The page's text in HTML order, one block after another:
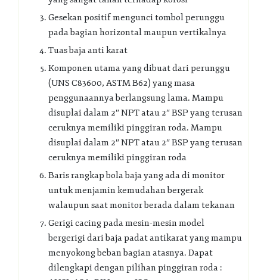
Gesekan positif mengunci tombol perunggu
pada bagian horizontal maupun vertikalnya
Tuas baja anti karat
Komponen utama yang dibuat dari perunggu
(UNS C83600, ASTM B62) yang masa
penggunaannya berlangsung lama. Mampu
disuplai dalam 2″ NPT atau 2″ BSP yang terusan
ceruknya memiliki pinggiran roda. Mampu
disuplai dalam 2″ NPT atau 2″ BSP yang terusan
ceruknya memiliki pinggiran roda
Baris rangkap bola baja yang ada di monitor
untuk menjamin kemudahan bergerak
walaupun saat monitor berada dalam tekanan
Gerigi cacing pada mesin-mesin model
bergerigi dari baja padat antikarat yang mampu
menyokong beban bagian atasnya. Dapat
dilengkapi dengan pilihan pinggiran roda :